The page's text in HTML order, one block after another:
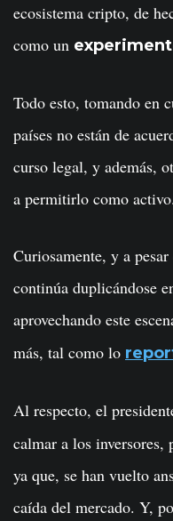
ecosistema cripto, de
como un
Todo esto, tomando en
países no están de
curso legal, y además,
a permitirlo como activo.
Curiosamente, y a
continúa duplicándose
aprovechando este
más, tal como lo
Al respecto, el
calmar a los inversores,
ya que, se han vuelto
caída del mercado. Y,